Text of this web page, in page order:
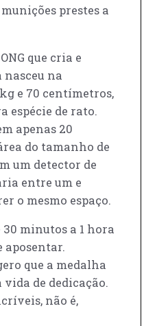
prestes a
que cria e
na
e 70 centímetros,
espécie de rato.
apenas 20
do tamanho de
um detector de
entre um e
o mesmo espaço.
minutos a 1 hora
aposentar.
que a medalha
de dedicação.
não é,